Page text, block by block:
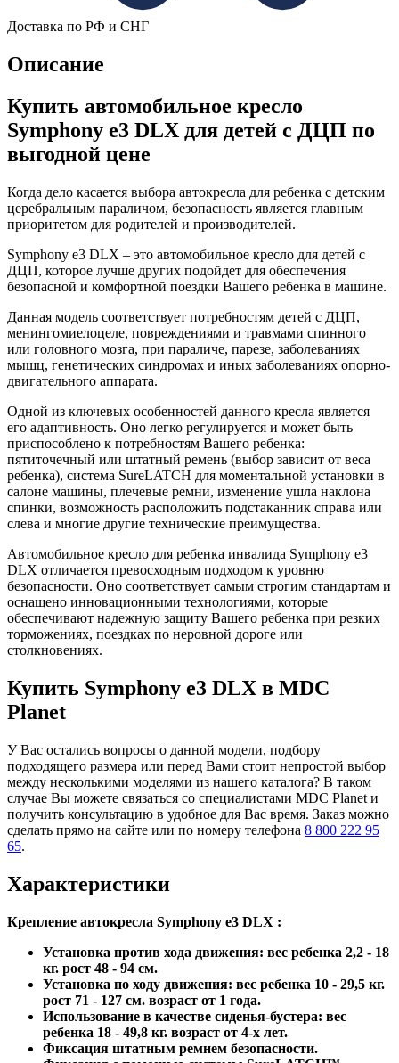
Доставка по РФ и СНГ
Описание
Купить автомобильное кресло
Symphony e3 DLX для детей с ДЦП по
выгодной цене
Когда дело касается выбора автокресла для ребенка с детским
церебральным параличом, безопасность является главным
приоритетом для родителей и производителей.
Symphony e3 DLX – это автомобильное кресло для детей с
ДЦП, которое лучше других подойдет для обеспечения
безопасной и комфортной поездки Вашего ребенка в машине.
Данная модель соответствует потребностям детей с ДЦП,
менингомиелоцеле, повреждениями и травмами спинного
или головного мозга, при параличе, парезе, заболеваниях
мышц, генетических синдромах и иных заболеваниях опорно-
двигательного аппарата.
Одной из ключевых особенностей данного кресла является
его адаптивность. Оно легко регулируется и может быть
приспособлено к потребностям Вашего ребенка:
пятиточечный или штатный ремень (выбор зависит от веса
ребенка), система SureLATCH для моментальной установки в
салоне машины, плечевые ремни, изменение ушла наклона
спинки, возможность расположить подстаканник справа или
слева и многие другие технические преимущества.
Автомобильное кресло для ребенка инвалида Symphony e3
DLX отличается превосходным подходом к уровню
безопасности. Оно соответствует самым строгим стандартам и
оснащено инновационными технологиями, которые
обеспечивают надежную защиту Вашего ребенка при резких
торможениях, поездках по неровной дороге или
столкновениях.
Купить Symphony e3 DLX в MDC
Planet
У Вас остались вопросы о данной модели, подбору
подходящего размера или перед Вами стоит непростой выбор
между несколькими моделями из нашего каталога? В таком
случае Вы можете связаться со специалистами MDC Planet и
получить консультацию в удобное для Вас время. Заказ можно
сделать прямо на сайте или по номеру телефона 8 800 222 95
65.
Характеристики
Крепление автокресла Symphony e3 DLX :
Установка против хода движения: вес ребенка 2,2 - 18
кг. рост 48 - 94 см.
Установка по ходу движения: вес ребенка 10 - 29,5 кг.
рост 71 - 127 cм. возраст от 1 года.
Использование в качестве сиденья-бустера: вес
ребенка 18 - 49,8 кг. возраст от 4-х лет.
Фиксация штатным ремнем безопасности.